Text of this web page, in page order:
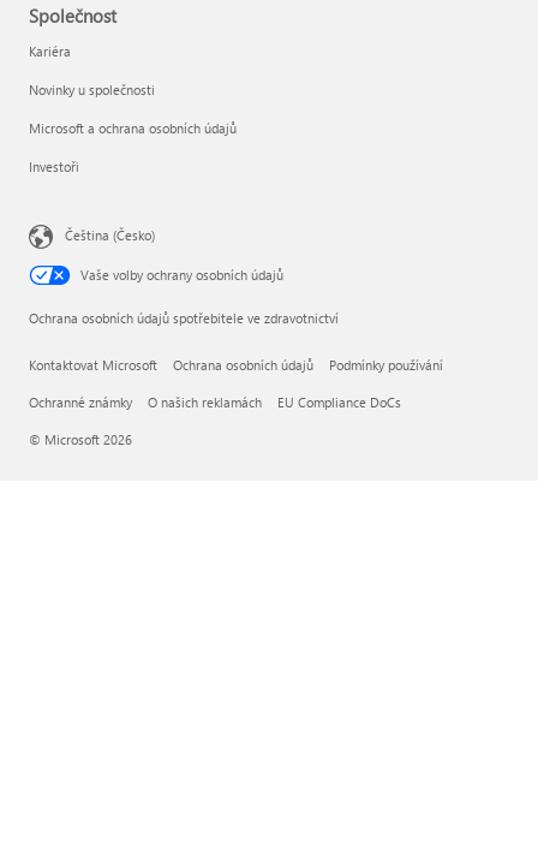
Společnost
Kariéra
Novinky u společnosti
Microsoft a ochrana osobních údajů
Investoři
Čeština (Česko)
Vaše volby ochrany osobních údajů
Ochrana osobních údajů spotřebitele ve zdravotnictví
Kontaktovat Microsoft Ochrana osobních údajů Podmínky používání
Ochranné známky O našich reklamách EU Compliance DoCs
© Microsoft 2026